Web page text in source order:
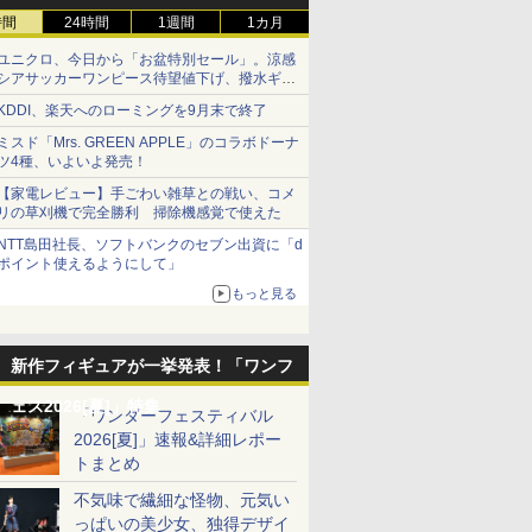
24時間 1週間 1カ月
ニクロ、今日から「お盆特別セール」。涼感
アサッカーワンピース待望値下げ、撥水ギア
ョーツは1990円に
、楽天へのローミングを9月末で終了
スド「Mrs. GREEN APPLE」のコラボドーナ
4種、いよいよ発売！
家電レビュー】手ごわい雑草との戦い、コメ
の草刈機で完全勝利 掃除機感覚で使えた
島田社長、ソフトバンクのセブン出資に「d
イント使えるようにして」
もっと見る
新作フィギュアが一挙発表！「ワンフ
ェス2026[夏]」特集「ワンダーフェスティバル
2026[夏]」速報&詳細レポー
トまとめ
不気味で繊細な怪物、元気い
っぱいの美少女、独得デザイ